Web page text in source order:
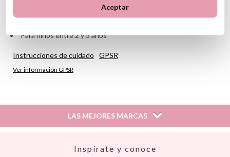
Para niños entre 2 y 5 años
Instrucciones de cuidado GPSR
Ver información GPSR
LAS MEJORES MARCAS
Inspírate y conoce
Aceptar